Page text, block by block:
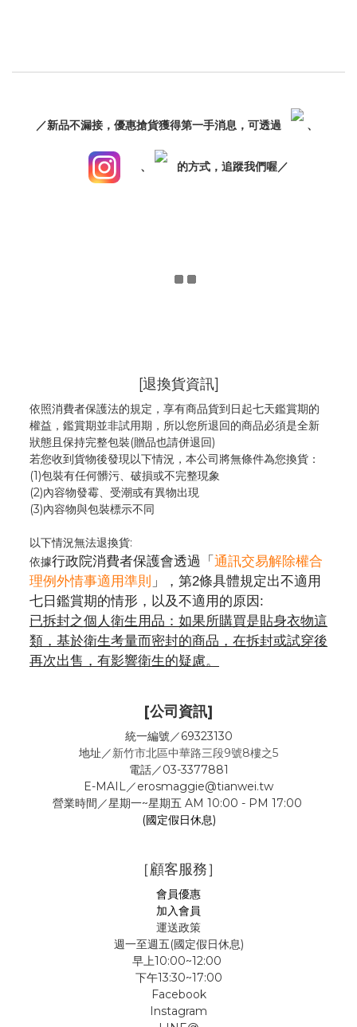
／新品不漏接，優惠搶貨獲得第一手消息，可透過 、
、 的方式，追蹤我們喔／
[退換貨資訊]
依照消費者保護法的規定，享有商品貨到日起七天鑑賞期的
權益，鑑賞期並非試用期，所以您所退回的商品必須是全新
狀態且保持完整包裝(贈品也請併退回)
若您收到貨物後發現以下情況，本公司將無條件為您換貨：
(1)包裝有任何髒污、破損或不完整現象
(2)內容物發霉、 受潮或有異物出現
(3)內容物與包裝標示不同
以下情況無法退換貨:
依據行政院消費者保護會透過「 通訊交易解除權合
理例外情事適用準則 」，第2條具體規定出不適用
七日鑑賞期的情形，以及不適用的原因:
已拆封之個人衛生用品：如果所購買是貼身衣物這
類，基於衛生考量而密封的商品，在拆封或試穿後
再次出售，有影響衛生的疑慮。
[公司資訊]
統一編號／69323130
地址／新竹市北區中華路三段9號8樓之5
電話／03-3377881
E-MAIL／erosmaggie@tianwei.tw
營業時間／星期一~星期五 AM 10:00 - PM 17:00
(國定假日休息)
［顧客服務］
會員優惠
加入會員
運送政策
週一至週五(國定假日休息)
早上10:00~12:00
下午13:30~17:00
Facebook
Instagram